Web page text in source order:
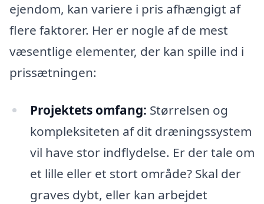
ejendom, kan variere i pris afhængigt af
flere faktorer. Her er nogle af de mest
væsentlige elementer, der kan spille ind i
prissætningen:
Projektets omfang: Størrelsen og
kompleksiteten af dit dræningssystem
vil have stor indflydelse. Er der tale om
et lille eller et stort område? Skal der
graves dybt, eller kan arbejdet